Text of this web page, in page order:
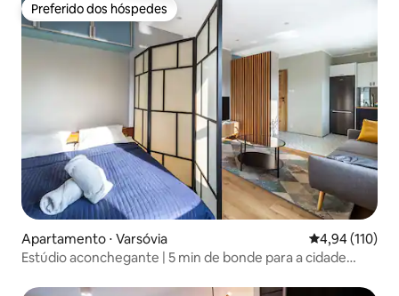
Preferido dos hóspedes
Preferido dos hóspedes
Apartamento ⋅ Varsóvia 4,94 de uma
4,94 (110)
Estúdio aconchegante | 5 min de bonde para a cidade